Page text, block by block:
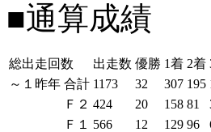
■通算成績
総出走回数 出走数 優勝 1着 2着
～１昨年 合計 1173 32 307 195
Ｆ２ 424 20 158 81
Ｆ１
566 12 129 96